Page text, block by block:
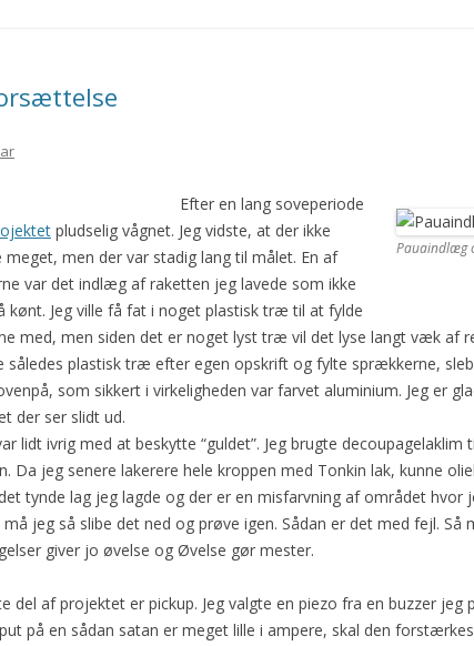
Pauaindlæg
Efter en lang soveperiode
pludselig vågnet. Jeg vidste, at der ikke
meget, men der var stadig lang til målet. En af
var det indlæg af raketten jeg lavede som ikke
kønt. Jeg ville få fat i noget plastisk træ til at fylde
med, men siden det er noget lyst træ vil det lyse langt væk af
således plastisk træ efter egen opskrift og fylte sprækkerne,
som sikkert i virkeligheden var farvet aluminium. Jeg er
der ser slidt ud.
lidt ivrig med at beskytte “guldet”. Jeg brugte decoupagelaklim
Da jeg senere lakerere hele kroppen med Tonkin lak, kunne
tynde lag jeg lagde og der er en misfarvning af området hvor
jeg så slibe det ned og prøve igen. Sådan er det med fejl. Så
giver jo øvelse og Øvelse gør mester.
del af projektet er pickup. Jeg valgte en piezo fra en buzzer jeg
på en sådan satan er meget lille i ampere, skal den